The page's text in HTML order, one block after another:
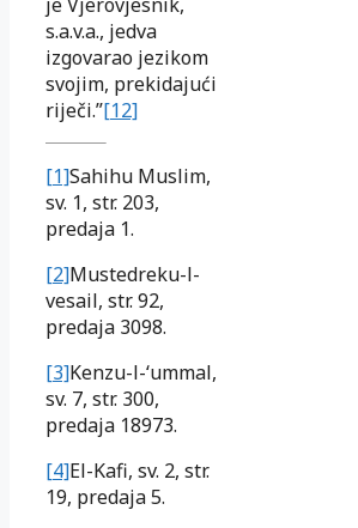
s.a.v.a., jedva
izgovarao jezikom
svojim, prekidajući
riječi.”[12]
[1]Sahihu Muslim,
sv. 1, str. 203,
predaja 1.
[2]Mustedreku-l-
vesail, str. 92,
predaja 3098.
[3]Kenzu-l-‘ummal,
sv. 7, str. 300,
predaja 18973.
[4]El-Kafi, sv. 2, str.
19, predaja 5.